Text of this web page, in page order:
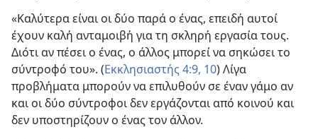
«Καλύτερα είναι οι δύο παρά ο ένας, επειδή αυτοί
έχουν καλή ανταμοιβή για τη σκληρή εργασία τους.
Διότι αν πέσει ο ένας, ο άλλος μπορεί να σηκώσει το
σύντροφό του». (Εκκλησιαστής 4:9, 10) Λίγα
προβλήματα μπορούν να επιλυθούν σε έναν γάμο αν
και οι δύο σύντροφοι δεν εργάζονται από κοινού και
δεν υποστηρίζουν ο ένας τον άλλον.